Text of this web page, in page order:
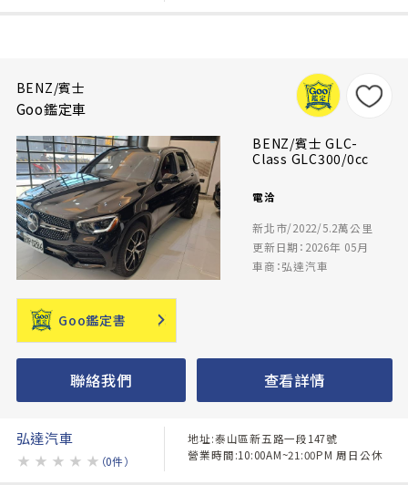
BENZ/賓士
Goo鑑定車
BENZ/賓士 GLC-
Class GLC300/0cc
電洽
新北市/2022/5.2萬公里
更新日期：2026年 05月
車商：弘達汽車
Goo鑑定書
聯絡我們 查看詳情
弘達汽車
★ ★ ★ ★ ★ （0件）
地址:泰山區新五路一段147號
營業時間:10:00AM~21:00PM 周日公休